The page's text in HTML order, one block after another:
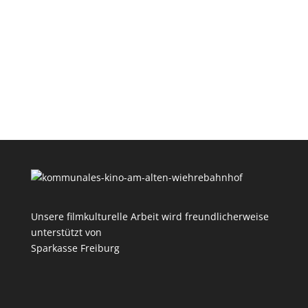
Unsere filmkulturelle Arbeit wird freundlicherweise
unterstützt von
Sparkasse Freiburg